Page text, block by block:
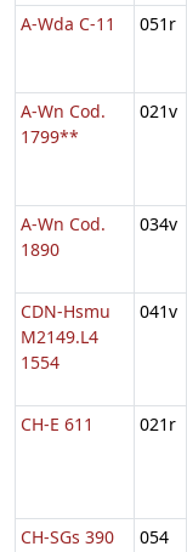
A-Wda C-11 051r
A-Wn Cod.
1799**
021v
A-Wn Cod.
1890
034v
CDN-Hsmu
M2149.L4
1554
041v
CH-E 611 021r
CH-SGs 390 054